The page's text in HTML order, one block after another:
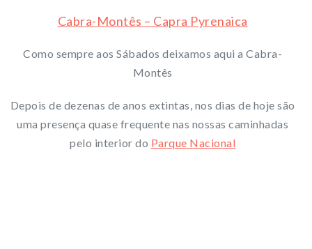
Cabra-Montês – Capra Pyrenaica
Como sempre aos Sábados deixamos aqui a Cabra-
Montês
Depois de dezenas de anos extintas, nos dias de hoje são
uma presença quase frequente nas nossas caminhadas
pelo interior do Parque Nacional